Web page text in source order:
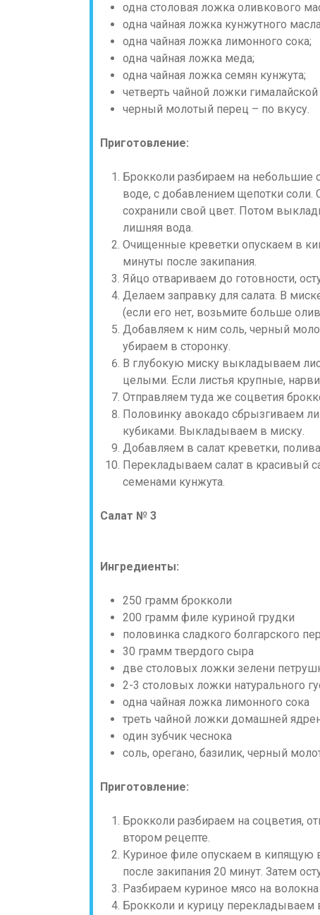
одна столовая ложка оливкового
одна чайная ложка кунжутного
одна чайная ложка лимонного сока;
одна чайная ложка меда;
одна чайная ложка семян кунжута;
четверть чайной ложки
черный молотый перец – по вкусу.
Приготовление:
Брокколи разбираем на небольшие
воде, с добавлением щепотки соли.
сохранили свой цвет. Потом
лишняя вода.
Очищенные креветки опускаем в
минуты после закипания.
Яйцо отвариваем до готовности,
Делаем заправку для салата. В
(если его нет, возьмите больше
Добавляем к ним соль, черный
убираем в сторонку.
В глубокую миску выкладываем
целыми. Если листья крупные,
Отправляем туда же соцветия
Половинку авокадо сбрызгиваем
кубиками. Выкладываем в миску.
Добавляем в салат креветки,
Перекладываем салат в красивый
семенами кунжута.
Салат № 3
Ингредиенты:
250 грамм брокколи
200 грамм филе куриной грудки
половинка сладкого болгарского
30 грамм твердого сыра
две столовых ложки зелени
2-3 столовых ложки натурального
одна чайная ложка лимонного сока
треть чайной ложки домашней
один зубчик чеснока
соль, орегано, базилик, черный
Приготовление:
Брокколи разбираем на соцветия,
втором рецепте.
Куриное филе опускаем в кипящую
после закипания 20 минут. Затем
Разбираем куриное мясо на
Брокколи и курицу перекладываем